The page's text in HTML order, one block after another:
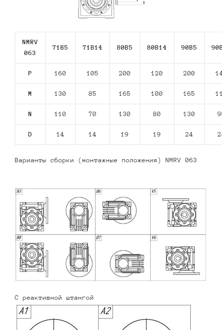
NMRV
063
71В5 71В14 80В5 80В14 90В5
P 160 105 200 120 200
M 130 85 165 100 165
N 110 70 130 80 130
D 14 14 19 19 24
Варианты сборки (монтажные положения) NMRV 063
С реактивной штангой